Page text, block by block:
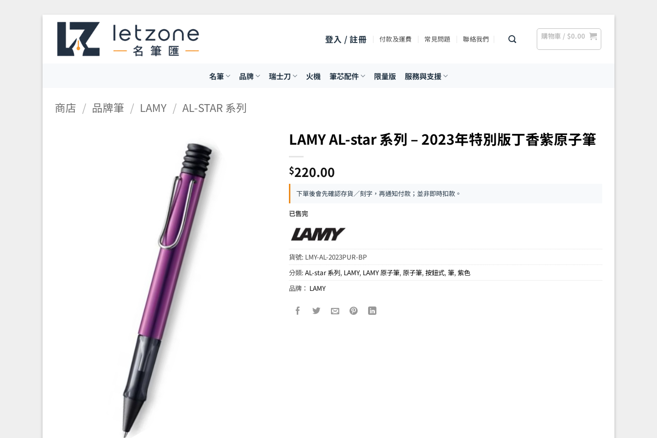
Skip
content
登入 / 註冊 付款及運費 常見問題 聯絡我們 購物車 / $0.00
名筆 品牌 瑞士刀 火機 筆芯配件 限量版 服務與支援
商店 / 品牌筆 / LAMY / AL-STAR 系列
LAMY AL-star 系列 – 2023年特別版丁香紫原子筆
$220.00
下單後會先確認存貨／刻字，再通知付款；並非即時扣款。
已售完
貨號: LMY-AL-2023PUR-BP
分類:AL-star 系列, LAMY, LAMY 原子筆, 原子筆,按鈕式,筆,紫色
品牌： LAMY